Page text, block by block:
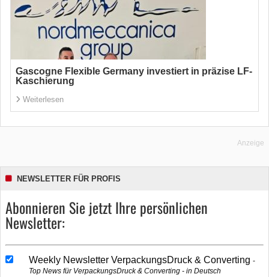
Gascogne Flexible Germany investiert in präzise LF-
Kaschierung
Weiterlesen
Anzeige
NEWSLETTER FÜR PROFIS
Abonnieren Sie jetzt Ihre persönlichen
Newsletter:
Weekly Newsletter VerpackungsDruck & Converting
Top News für VerpackungsDruck & Converting - in Deutsch